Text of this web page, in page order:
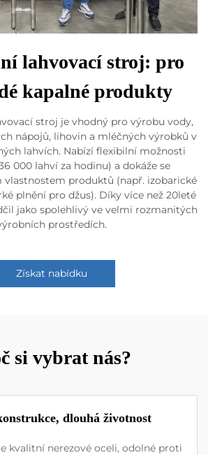
lahvovací stroj: pro
kapalné produkty
stroj je vhodný pro výrobu vody,
nápojů, lihovin a mléčných výrobků v
lahvích. Nabízí flexibilní možnosti
000 lahví za hodinu) a dokáže se
vlastnostem produktů (např. izobarické
plnění pro džus). Díky více než 20leté
jako spolehlivý ve velmi rozmanitých
prostředích.
Získat nabídku
si vybrat nás?
dlouhá životnost
kvalitní nerezové oceli, odolné proti